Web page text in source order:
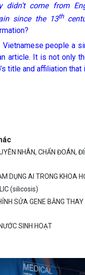
didn’t come from
since the 13th
Vietnamese people a
article. It is not only
title and affiliation that
NHÂN, CHẨN ĐOÁN,
DỤNG AI TRONG KHOA
(silicosis)
SỬA GENE BẰNG
SINH HOẠT